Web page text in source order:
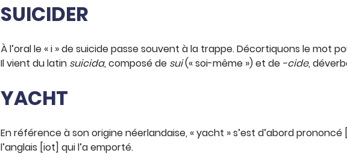
SUICIDER
À l’oral le « i » de suicide passe souvent à la trappe. Décortiquons le mot
Il vient du latin suicida, composé de sui(« soi-même ») et de -cide,
YACHT
En référence à son origine néerlandaise, « yacht » s’est d’abord prononcé
l’anglais [iot] qui l’a emporté.